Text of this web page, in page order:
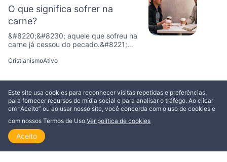
Este site usa cookies para reconhecer visitas repetidas e preferências,
para fornecer recursos de mídia social e para analisar o tráfego. Ao clicar
em “Aceito” ou ao usar nosso site, você concorda com o uso de cookies e
com nossos Termos de Uso.Ver política de cookies
Aceito
Início
O que significa sofrer na
carne?
&#8220;&#8230; aquele que sofreu na
carne já cessou do pecado.&#8221;
realmente entendemos o que isso
cotidianas?
CristianismoAtivo
Ver tudo